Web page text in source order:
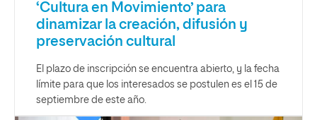
‘Cultura en Movimiento’ para
dinamizar la creación, difusión y
preservación cultural
El plazo de inscripción se encuentra abierto, y la fecha
límite para que los interesados se postulen es el 15 de
septiembre de este año.